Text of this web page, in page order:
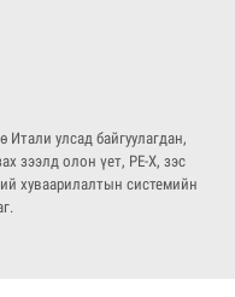
улсад байгуулагдан,
зээлд олон үет, PE-X, зэс
хуваарилалтын системийн